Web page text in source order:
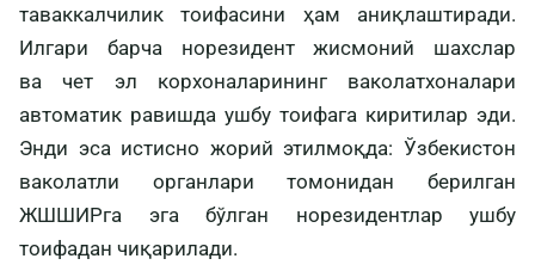
таваккалчилик тоифасини ҳам аниқлаштиради.
Илгари барча норезидент жисмоний шахслар
ва чет эл корхоналарининг ваколатхоналари
автоматик равишда ушбу тоифага киритилар эди.
Энди эса истисно жорий этилмоқда: Ўзбекистон
ваколатли органлари томонидан берилган
ЖШШИРга эга бўлган норезидентлар ушбу
тоифадан чиқарилади.